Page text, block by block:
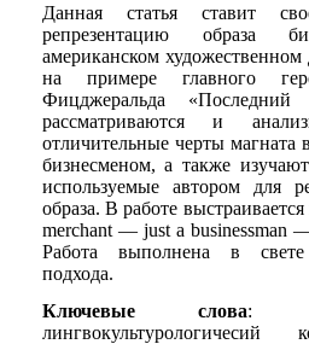
Данная статья ставит
репрезентацию образа
американском
на примере главного
Фицджеральда
рассматриваются и
отличительные черты магната
бизнесменом, а также
используемые автором для
образа. В работе
merchant — just a businessman
Работа выполнена в свете
подхода.
Ключевые слова:
лингвокультурологичесий